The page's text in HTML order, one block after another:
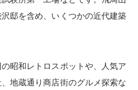
邸を含め、いくつかの近代建築
昭和レトロスポットや、人気ア
地蔵通り商店街のグルメ探索な